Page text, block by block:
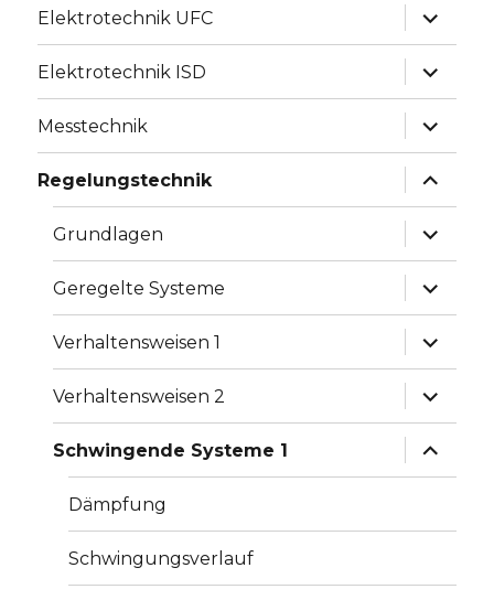
Elektrotechnik UFC
Elektrotechnik ISD
Messtechnik
Regelungstechnik
Grundlagen
Geregelte Systeme
Verhaltensweisen 1
Verhaltensweisen 2
Schwingende Systeme 1
Dämpfung
Schwingungsverlauf